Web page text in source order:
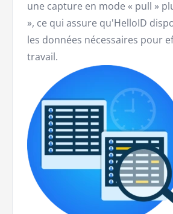
une capture en mode « pull »
», ce qui assure qu'HelloID
les données nécessaires pour
travail.